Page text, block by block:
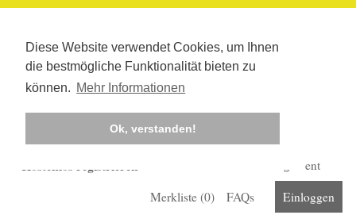
Diese Website verwendet Cookies, um Ihnen
die bestmögliche Funktionalität bieten zu
können. Mehr Informationen
Ok, verstanden!
Kostenlos registrieren
Corona-Management
Merkliste (0) FAQs Einloggen